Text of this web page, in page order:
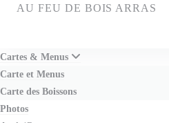
Personnalisation de vos choix en
AU FEU DE BOIS ARRAS
Cartes & Menus
Carte et Menus
Carte des Boissons
Photos